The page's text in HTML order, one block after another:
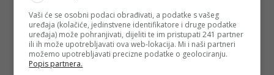
Vaši će se osobni podaci obrađivati, a podatke s vašeg
uređaja (kolačiće, jedinstvene identifikatore i druge podatke
uređaja) može pohranjivati, dijeliti te im pristupati 241 partner
ili ih može upotrebljavati ova web-lokacija. Mi i naši partneri
možemo upotrebljavati precizne podatke o geolociranju.
Popis partnera.